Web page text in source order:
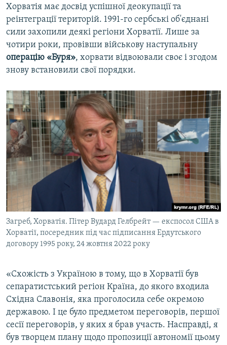
Хорватія має досвід успішної деокупації та
реінтеграції територій. 1991-го сербські об'єднані
сили захопили деякі регіони Хорватії. Лише за
чотири роки, провівши військову наступальну
операцію «Буря», хорвати відвоювали своє і згодом
знову встановили свої порядки.
Загреб, Хорватія. Пітер Вудард Гелбрейт — експосол США в
Хорватії, посередник під час підписання Ердутського
договору 1995 року, 24 жовтня 2022 року
«Схожість з Україною в тому, що в Хорватії був
сепаратистський регіон Країна, до якого входила
Східна Славонія, яка проголосила себе окремою
державою. І це було предметом переговорів, першої
сесії переговорів, у яких я брав участь. Насправді, я
був творцем плану щодо пропозиції автономії цьому